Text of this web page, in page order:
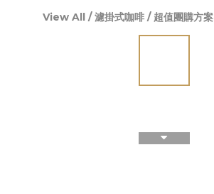
View All /濾掛式咖啡 / 超值團購方案